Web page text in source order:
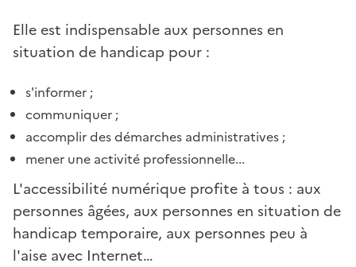
Elle est indispensable aux personnes en
situation de handicap pour :
s'informer ;
communiquer ;
accomplir des démarches administratives ;
mener une activité professionnelle...
L'accessibilité numérique profite à tous : aux
personnes âgées, aux personnes en situation de
handicap temporaire, aux personnes peu à
l'aise avec Internet…